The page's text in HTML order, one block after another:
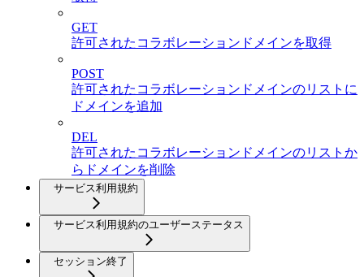
GET
許可されたコラボレーションドメインを取得
POST
許可されたコラボレーションドメインのリストに
ドメインを追加
DEL
許可されたコラボレーションドメインのリストか
らドメインを削除
サービス利用規約
サービス利用規約のユーザーステータス
セッション終了